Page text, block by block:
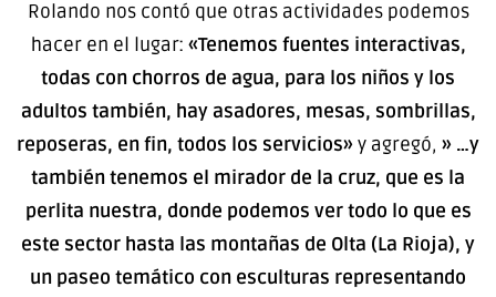
Rolando nos contó que otras actividades podemos
hacer en el lugar: «Tenemos fuentes interactivas,
todas con chorros de agua, para los niños y los
adultos también, hay asadores, mesas, sombrillas,
reposeras, en fin, todos los servicios»y agregó, » …y
también tenemos el mirador de la cruz, que es la
perlita nuestra, donde podemos ver todo lo que es
este sector hasta las montañas de Olta (La Rioja), y
un paseo temático con esculturas representando